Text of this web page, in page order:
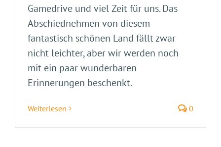
Gamedrive und viel Zeit für uns. Das
Abschiednehmen von diesem
fantastisch schönen Land fällt zwar
nicht leichter, aber wir werden noch
mit ein paar wunderbaren
Erinnerungen beschenkt.
Weiterlesen 0